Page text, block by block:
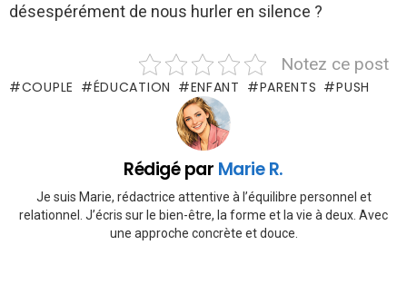
désespérément de nous hurler en silence ?
Notez ce post
COUPLE ÉDUCATION ENFANT PARENTS PUSH
Rédigé par Marie R.
Je suis Marie, rédactrice attentive à l’équilibre personnel et
relationnel. J’écris sur le bien-être, la forme et la vie à deux. Avec
une approche concrète et douce.